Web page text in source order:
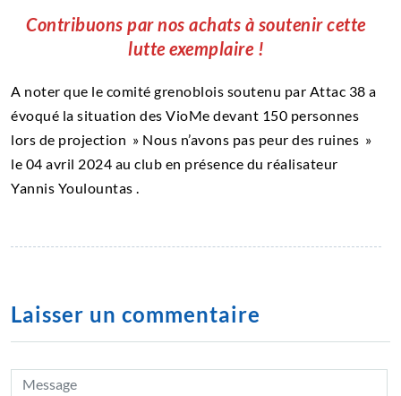
Contribuons par nos achats à soutenir cette
lutte exemplaire !
A noter que le comité grenoblois soutenu par Attac 38 a
évoqué la situation des VioMe devant 150 personnes
lors de projection » Nous n’avons pas peur des ruines »
le 04 avril 2024 au club en présence du réalisateur
Yannis Youlountas .
Laisser un commentaire